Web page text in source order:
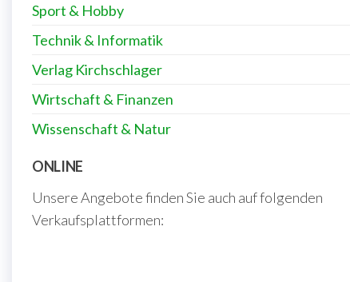
Sport & Hobby
Technik & Informatik
Verlag Kirchschlager
Wirtschaft & Finanzen
Wissenschaft & Natur
ONLINE
Unsere Angebote finden Sie auch auf folgenden
Verkaufsplattformen: